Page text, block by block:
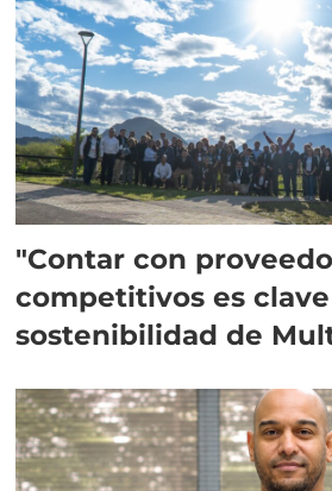
"Contar con
competitivos es
sostenibilidad de